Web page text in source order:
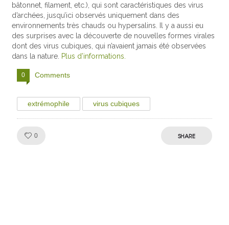
bâtonnet, filament, etc.), qui sont caractéristiques des virus
d’archées, jusqu’ici observés uniquement dans des
environnements très chauds ou hypersalins. Il y a aussi eu
des surprises avec la découverte de nouvelles formes virales
dont des virus cubiques, qui n’avaient jamais été observées
dans la nature. Plus d’informations.
0 Comments
extrémophile virus cubiques
0 SHARE